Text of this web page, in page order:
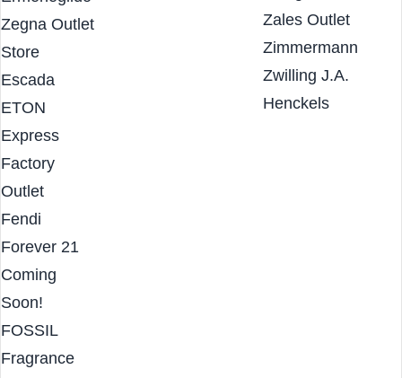
Eredi Pisan?
Ermenegildo
Zegna Outlet
Store
Escada
ETON
Express
Factory
Outlet
Fendi
Forever 21
Coming
Soon!
FOSSIL
Zadig & Voltaire
Zales Outlet
Zimmermann
Zwilling J.A.